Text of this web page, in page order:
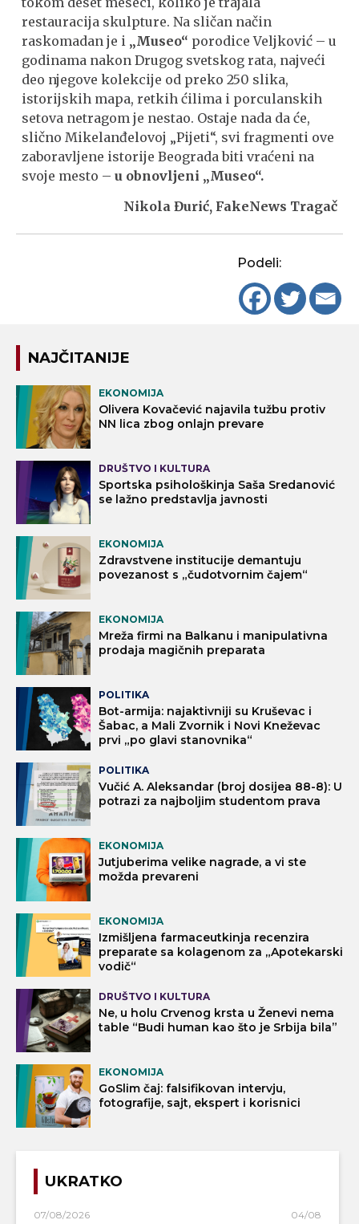
restauracija skulpture. Na sličan način
raskomadan je i „Museo“ porodice Veljković – u
godinama nakon Drugog svetskog rata, najveći
deo njegove kolekcije od preko 250 slika,
istorijskih mapa, retkih ćilima i porculanskih
setova netragom je nestao. Ostaje nada da će,
slično Mikelanđelovoj „Pijeti“, svi fragmenti ove
zaboravljene istorije Beograda biti vraćeni na
svoje mesto –u obnovljeni „Museo“.
Nikola Đurić, FakeNews Tragač
Podeli:
NAJČITANIJE
EKONOMIJA
Olivera Kovačević najavila tužbu protiv
NN lica zbog onlajn prevare
DRUŠTVO I KULTURA
Sportska psihološkinja Saša Sredanović
se lažno predstavlja javnosti
EKONOMIJA
Zdravstvene institucije demantuju
povezanost s „čudotvornim čajem“
EKONOMIJA
Mreža firmi na Balkanu i manipulativna
prodaja magičnih preparata
POLITIKA
Bot-armija: najaktivniji su Kruševac i
Šabac, a Mali Zvornik i Novi Kneževac
prvi „po glavi stanovnika“
POLITIKA
Vučić A. Aleksandar (broj dosijea 88-8): U
potrazi za najboljim studentom prava
EKONOMIJA
Jutjuberima velike nagrade, a vi ste
možda prevareni
EKONOMIJA
Izmišljena farmaceutkinja recenzira
preparate sa kolagenom za „Apotekarski
vodič“
DRUŠTVO I KULTURA
Ne, u holu Crvenog krsta u Ženevi nema
table “Budi human kao što je Srbija bila”
EKONOMIJA
GoSlim čaj: falsifikovan intervju,
fotografije, sajt, ekspert i korisnici
UKRATKO
07/08/2026 04/08/2026